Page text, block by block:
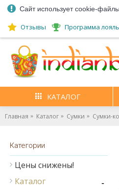
Сайт использует cookie-
Отзывы Программа
КАТАЛОГ
Главная Каталог Сумки Сумки-
Категории
Цены снижены!
Каталог
-